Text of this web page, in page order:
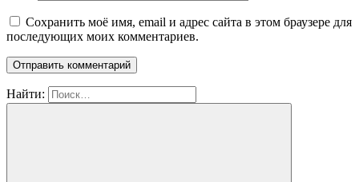
Сохранить моё имя, email и адрес сайта в этом браузере для
последующих моих комментариев.
Найти: